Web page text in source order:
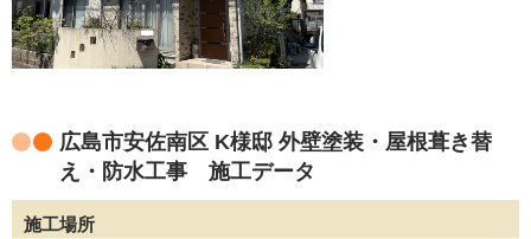
広島市安佐南区 K様邸 外壁塗装・屋根葺き替
え・防水工事 施工データ
施工場所